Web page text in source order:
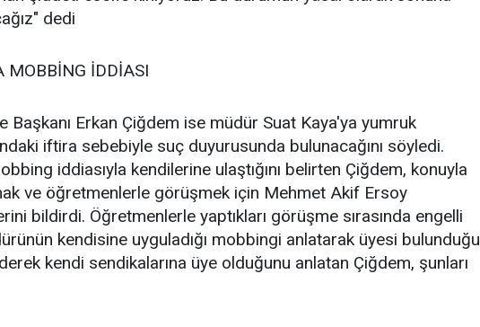
dedi
MOBBİNG İDDİASI
Başkanı Erkan Çiğdem ise müdür Suat Kaya'ya yumruk
iftira sebebiyle suç duyurusunda bulunacağını söyledi.
iddiasıyla kendilerine ulaştığını belirten Çiğdem, konuyla
ve öğretmenlerle görüşmek için Mehmet Akif Ersoy
bildirdi. Öğretmenlerle yaptıkları görüşme sırasında engelli
kendisine uyguladığı mobbingi anlatarak üyesi bulunduğu
kendi sendikalarına üye olduğunu anlatan Çiğdem, şunları